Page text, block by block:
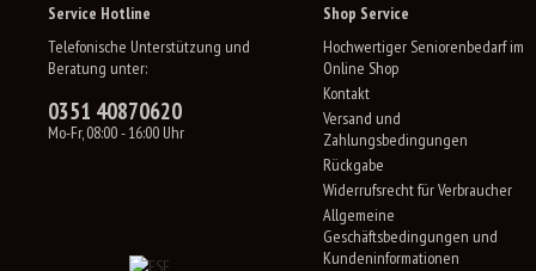
Service Hotline
Telefonische Unterstützung und
Beratung unter:
0351 40870620
Mo-Fr, 08:00 - 16:00 Uhr
Shop Service
Hochwertiger Seniorenbedarf im
Online Shop
Kontakt
Versand und
Zahlungsbedingungen
Rückgabe
Widerrufsrecht für Verbraucher
Allgemeine
Geschäftsbedingungen und
Kundeninformationen